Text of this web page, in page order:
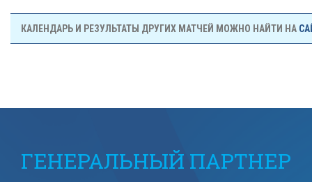
КАЛЕНДАРЬ И РЕЗУЛЬТАТЫ ДРУГИХ МАТЧЕЙ МОЖНО НАЙТИ НА
ГЕНЕРАЛЬНЫЙ ПАРТНЕР